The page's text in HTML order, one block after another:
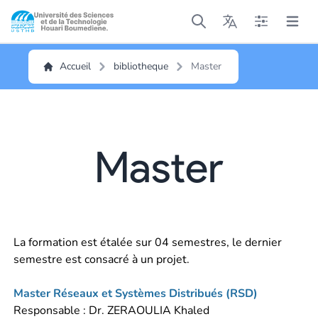
Open main menu
Open main menu
Open main
Open
Accueil bibliotheque Master
Master
La formation est étalée sur 04 semestres, le dernier
semestre est consacré à un projet.
Master Réseaux et Systèmes Distribués (RSD)
Responsable : Dr. ZERAOULIA Khaled